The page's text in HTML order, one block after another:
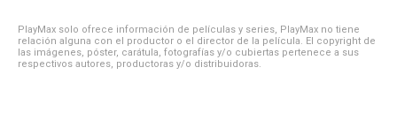
PlayMax solo ofrece información de películas y series, PlayMax no tiene
relación alguna con el productor o el director de la película. El copyright de
las imágenes, póster, carátula, fotografías y/o cubiertas pertenece a sus
respectivos autores, productoras y/o distribuidoras.